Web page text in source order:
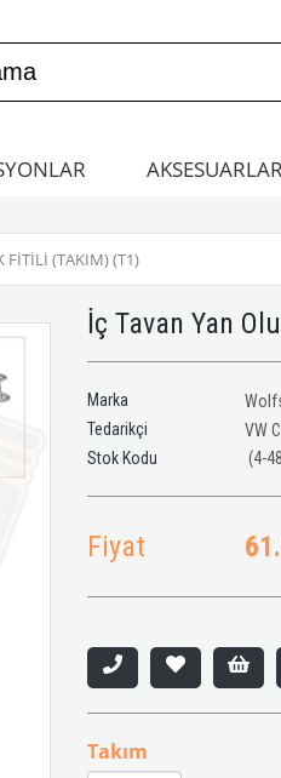
AKSESUARLAR
FITILI (TAKIM) (T1)
İç Tavan Yan
Marka
Tedarikçi
VW
(4-
Fiyat
Takım